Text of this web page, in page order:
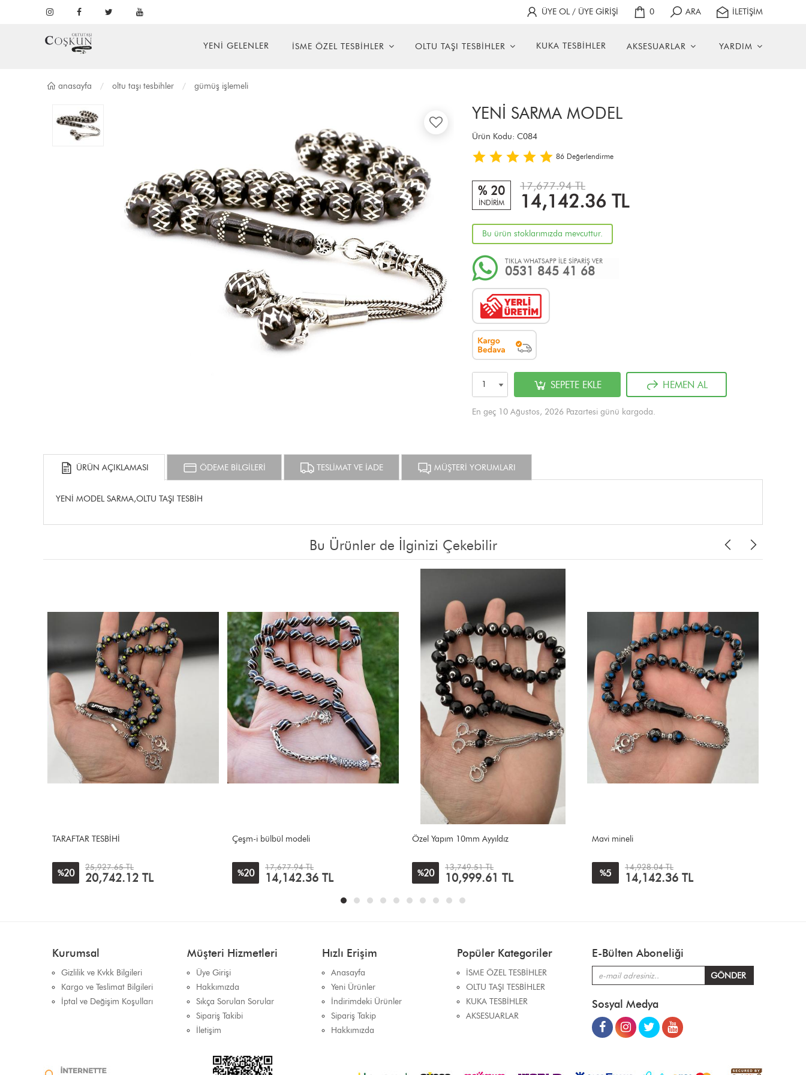
ÜYE OL / ÜYE GİRİŞİ 0 ARA İLETİŞİM
YENİ GELENLER İSME ÖZEL TESBİHLER OLTU TAŞI TESBİHLER KUKA TESBİHLER AKSESUARLAR YARDIM
anasayfa oltu taşi tesbi̇hler gümüş i̇şlemeli̇
YENİ SARMA MODEL
Ürün Kodu: C084
86 Değerlendirme
% 20
İNDİRİM
17,677.94 TL
14,142.36 TL
Bu ürün stoklarımızda mevcuttur.
TIKLA WHATSAPP İLE SİPARİŞ VER
0531 845 41 68
SEPETE EKLE HEMEN AL
En geç 10 Ağustos, 2026 Pazartesi günü kargoda.
ÜRÜN AÇIKLAMASI ÖDEME BİLGİLERİ TESLİMAT VE İADE MÜŞTERİ YORUMLARI
YENİ MODEL SARMA,OLTU TAŞI TESBİH
Bu Ürünler de İlginizi Çekebilir
Çeşm-i bülbül modeli
%20
17,677.94 TL
14,142.36 TL
Özel Yapım 10mm Ayyıldız
%20
13,749.51 TL
10,999.61 TL
Mavi mineli
%5
14,928.04 TL
14,142.36 TL
Rus Taşı Efe Ayyıldız
%31
20,427.85 TL
14,142.36 TL
Kurumsal
Gizlilik ve Kvkk Bilgileri
Kargo ve Teslimat Bilgileri
İptal ve Değişim Koşulları
Müşteri Hizmetleri
Üye Girişi
Hakkımızda
Sıkça Sorulan Sorular
Sipariş Takibi
İletişim
Hızlı Erişim
Anasayfa
Yeni Ürünler
İndirimdeki Ürünler
Sipariş Takip
Hakkımızda
Popüler Kategoriler
İSME ÖZEL TESBİHLER
OLTU TAŞI TESBİHLER
KUKA TESBİHLER
AKSESUARLAR
E-Bülten Aboneliği
Sosyal Medya